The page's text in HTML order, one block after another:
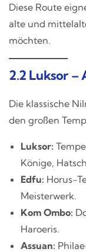
Diese Route
alte und
möchten.
2.2 Luksor –
Die klassische
den großen
Luksor:
Könige,
Edfu: Horus-
Meisterwerk.
Kom Ombo:
Haroeris.
Assuan: